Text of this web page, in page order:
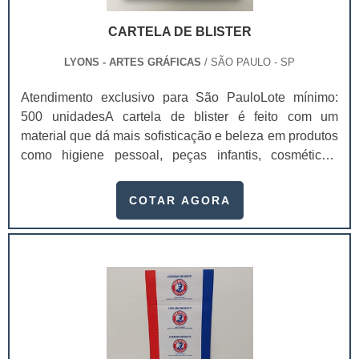
CARTELA DE BLISTER
LYONS - ARTES GRÁFICAS / SÃO PAULO - SP
Atendimento exclusivo para São PauloLote mínimo:
500 unidadesA cartela de blister é feito com um
material que dá mais sofisticação e beleza em produtos
como higiene pessoal, peças infantis, cosméticos,
shop, componentes eletrônicos, entre outros. Antes de
empresa de confiança e que garanta qualidade na
produzidas em diversos materiais, como papel, couche,
duplex, entre outros. Ela pode ser produzida em
diferentes gramaturas e bolhas. Assim, Deste modo, o
cliente vai identificar o produto logo na primeira visão,
facilitando a visualização e a sua tomada de
COTAR AGORA